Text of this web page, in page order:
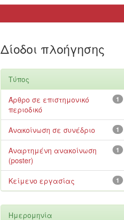
Δίοδοι πλοήγησης
Τύπος
1
Άρθρο σε επιστημονικό
περιοδικό
1
Ανακοίνωση σε συνέδριο
1
Αναρτημένη ανακοίνωση
(poster)
1
Κείμενο εργασίας
Ημερομηνία